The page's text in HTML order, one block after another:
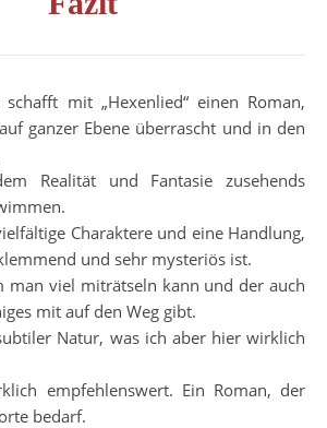
mit „Hexenlied“ einen Roman,
ganzer Ebene überrascht und in den
Realität und Fantasie zusehends
Charaktere und eine Handlung,
und sehr mysteriös ist.
man viel miträtseln kann und der auch
mit auf den Weg gibt.
Natur, was ich aber hier wirklich
empfehlenswert. Ein Roman, der
bedarf.